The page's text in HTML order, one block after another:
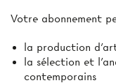
Votre abonnement
la production
la sélection et
contemporains